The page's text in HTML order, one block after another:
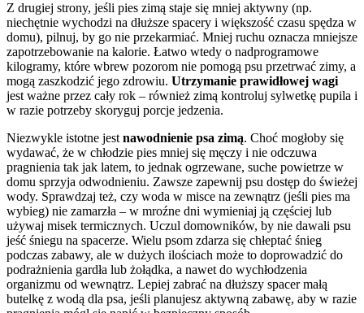
Z drugiej strony, jeśli pies zimą staje się mniej aktywny (np.
niechętnie wychodzi na dłuższe spacery i większość czasu spędza w
domu), pilnuj, by go nie przekarmiać. Mniej ruchu oznacza mniejsze
zapotrzebowanie na kalorie. Łatwo wtedy o nadprogramowe
kilogramy, które wbrew pozorom nie pomogą psu przetrwać zimy, a
mogą zaszkodzić jego zdrowiu. Utrzymanie prawidłowej wagi
jest ważne przez cały rok – również zimą kontroluj sylwetkę pupila i
w razie potrzeby skoryguj porcje jedzenia.
Niezwykle istotne jest nawodnienie psa zimą. Choć mogłoby się
wydawać, że w chłodzie pies mniej się męczy i nie odczuwa
pragnienia tak jak latem, to jednak ogrzewane, suche powietrze w
domu sprzyja odwodnieniu. Zawsze zapewnij psu dostęp do świeżej
wody. Sprawdzaj też, czy woda w misce na zewnątrz (jeśli pies ma
wybieg) nie zamarzła – w mroźne dni wymieniaj ją częściej lub
używaj misek termicznych. Uczul domowników, by nie dawali psu
jeść śniegu na spacerze. Wielu psom zdarza się chłeptać śnieg
podczas zabawy, ale w dużych ilościach może to doprowadzić do
podrażnienia gardła lub żołądka, a nawet do wychłodzenia
organizmu od wewnątrz. Lepiej zabrać na dłuższy spacer małą
butelkę z wodą dla psa, jeśli planujesz aktywną zabawę, aby w razie